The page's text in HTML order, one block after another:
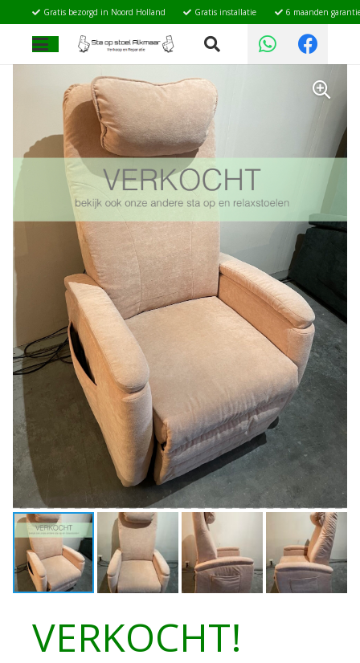
Gratis bezorgd in Noord Holland Gratis installatie 6 maanden
VERKOCHT!